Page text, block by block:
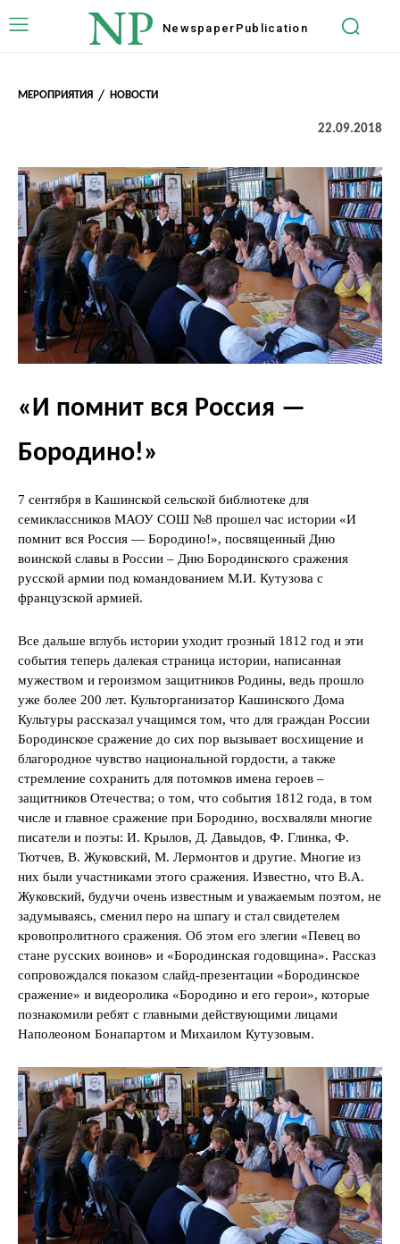
NP Newspaper Publication
МЕРОПРИЯТИЯ НОВОСТИ
22.09.2018
«И помнит вся Россия —
Бородино!»
7 сентября в Кашинской сельской библиотеке для
семиклассников МАОУ СОШ №8 прошел час истории «И
помнит вся Россия — Бородино!», посвященный Дню
воинской славы в России – Дню Бородинского сражения
русской армии под командованием М.И. Кутузова с
французской армией.
Все дальше вглубь истории уходит грозный 1812 год и эти
события теперь далекая страница истории, написанная
мужеством и героизмом защитников Родины, ведь прошло
уже более 200 лет. Культорганизатор Кашинского Дома
Культуры рассказал учащимся том, что для граждан России
Бородинское сражение до сих пор вызывает восхищение и
благородное чувство национальной гордости, а также
стремление сохранить для потомков имена героев –
защитников Отечества; о том, что события 1812 года, в том
числе и главное сражение при Бородино, восхваляли многие
писатели и поэты: И. Крылов, Д. Давыдов, Ф. Глинка, Ф.
Тютчев, В. Жуковский, М. Лермонтов и другие. Многие из
них были участниками этого сражения. Известно, что В.А.
Жуковский, будучи очень известным и уважаемым поэтом, не
задумываясь, сменил перо на шпагу и стал свидетелем
кровопролитного сражения. Об этом его элегии «Певец во
стане русских воинов» и «Бородинская годовщина». Рассказ
сопровождался показом слайд-презентации «Бородинское
сражение» и видеоролика «Бородино и его герои», которые
познакомили ребят с главными действующими лицами
Наполеоном Бонапартом и Михаилом Кутузовым.